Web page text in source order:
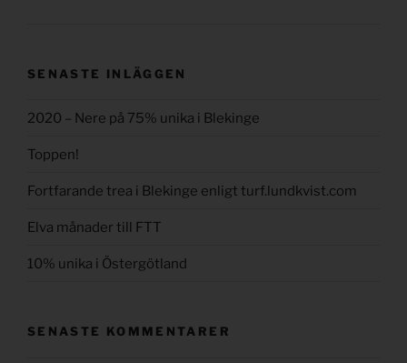
SENASTE INLÄGGEN
2020 – Nere på 75% unika i Blekinge
Toppen!
Fortfarande trea i Blekinge enligt turf.lundkvist.com
Elva månader till FTT
10% unika i Östergötland
SENASTE KOMMENTARER